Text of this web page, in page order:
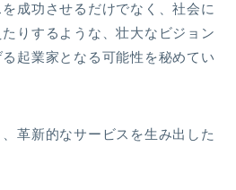
成功させるだけでなく、社会に
りするような、壮大なビジョン
起業家となる可能性を秘めてい
革新的なサービスを生み出した